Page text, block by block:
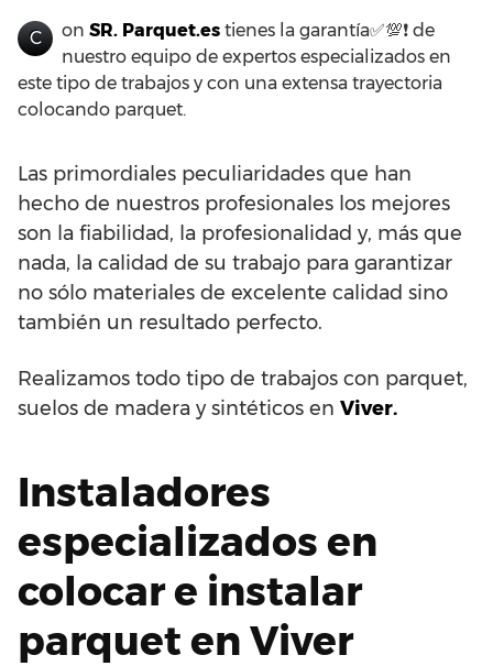
C on SR. Parquet.es tienes la garantía✅💯❗ de
nuestro equipo de expertos especializados en
este tipo de trabajos y con una extensa trayectoria
colocando parquet.
Las primordiales peculiaridades que han
hecho de nuestros profesionales los mejores
son la fiabilidad, la profesionalidad y, más que
nada, la calidad de su trabajo para garantizar
no sólo materiales de excelente calidad sino
también un resultado perfecto.
Realizamos todo tipo de trabajos con parquet,
suelos de madera y sintéticos en Viver.
Instaladores
especializados en
colocar e instalar
parquet en Viver